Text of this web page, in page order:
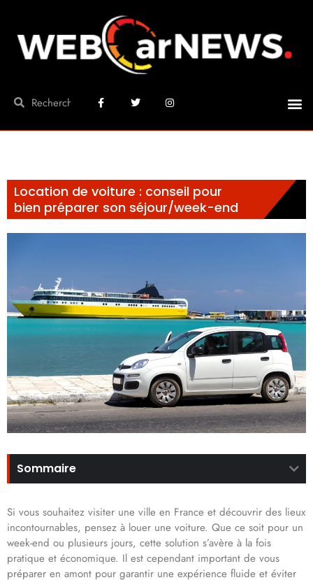
Location de voiture : conseil pour
bien préparer son séjour/week-end
Sommaire
Si vous souhaitez visiter une ville en France et découvrir des lieux
incontournables, pensez à louer une voiture. Que ce soit pour un
week-end ou plusieurs jours, cette solution s’avère à la fois
pratique et économique. Il est cependant important de vous
préparer en amont pour garantir une expérience fluide et éviter